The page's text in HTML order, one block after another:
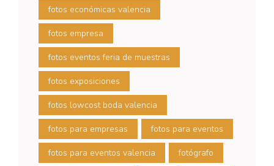
fotos económicas valencia
fotos empresa
fotos eventos feria de muestras
fotos exposiciones
fotos lowcost boda valencia
fotos para empresas fotos para eventos
fotos para eventos valencia fotógrafo